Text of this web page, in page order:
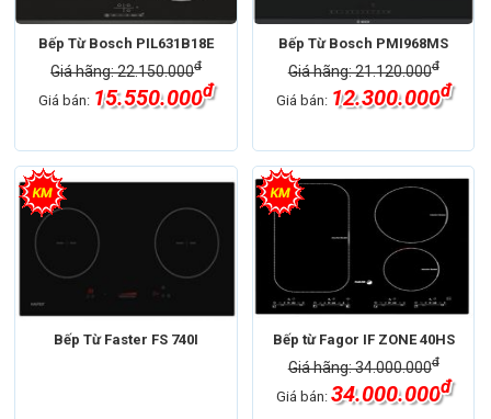
Bếp Từ Bosch PIL631B18E
Giá hãng: 22.150.000đ
Giá bán: 15.550.000đ
Bếp Từ Bosch PMI968MS
Giá hãng: 21.120.000đ
Giá bán: 12.300.000đ
Bếp Từ Faster FS 740I Bếp từ Fagor IF ZONE 40HS
Giá hãng: 34.000.000đ
Giá bán: 34.000.000đ